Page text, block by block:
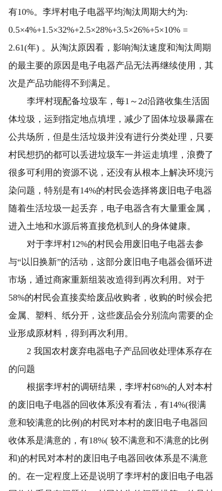
有10%。李坪村电子电器平均淘汰周期大约为:
0.5×4%+1.5×32%+2.5×28%+3.5×26%+5×10% =
2.61(年) 。从淘汰原因看，影响淘汰速度和淘汰周期
的最主要的原因是电子电器产品无法再继续使用，其
次是产品功能得不到满足。
李坪村现配备垃圾车，每1～2d沿路收集生活固
体垃圾，运到指定地点填埋，减少了固体垃圾暴露在
公共场所，但是生活垃圾并没有进行分类处理，只要
村民想扔的都可以丢进垃圾车一并运走填埋，浪费了
很多可利用的资源不说，还没有从根本上解决环境污
染问题，特别是有14%的村民会选择将废旧电子电器
随着生活垃圾一起丢弃，电子电器含有大量重金属，
进入土地和水源后将直接危机到人的身体健康。
对于李坪村12%的村民会用废旧电子电器去参
与“以旧换新”的活动，这部分废旧电子电器会循环进
市场，通过商家重新组装改造得到再次利用。对于
58%的村民会直接卖给废品收购者，收购的时候会把
金属、塑料、纸分开，这些废品会分别流向需要的企
业形成原材料，得到再次利用。
2 我国农村废弃电器电子产品回收处理体系存在
的问题
根据李坪村的调研结果，李坪村68%的人对本村
的废旧电子电器的回收体系没有看法，有14%(很满
意和较满意的比例)的村民对本村的废旧电子电器回
收体系是满意的，有18%( 较不满意和不满意的比例
和)的村民对本村的废旧电子电器回收体系是不满意
的。在一定程度上还是说明了李坪村的废旧电子电器